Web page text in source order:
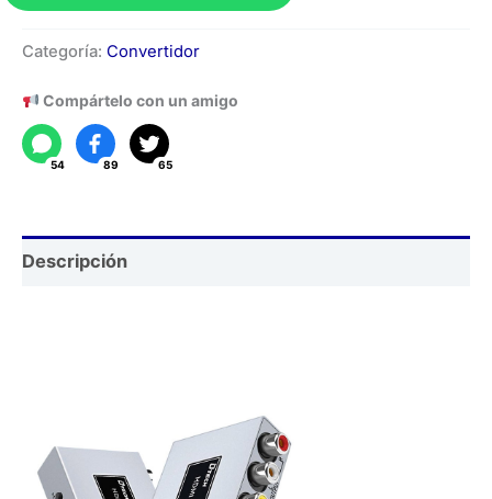
HDMI
a
AV
HD
Categoría: Convertidor
Compártelo con un amigo
54 89 65
Descripción